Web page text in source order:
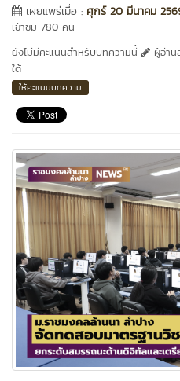
เผยแพร่เมื่อ : ศุกร์ 20 มีนาคม
เข้าชม 780 คน
ยังไม่มีคะแนนสำหรับบทความนี้
ผู้อ่าน
ใต้
ให้คะแนนบทความ